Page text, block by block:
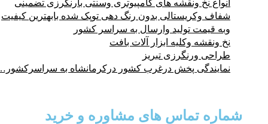
انواع نخ ونقشه های کامپیوتری وسنتی بارنگرزی تضمینی
شفاف وکریستالی بدون رنگ دهی توپک شده بابهترین کیفیت
وبه قیمت تولید وارسال به سراسر کشور
نخ ونقشه وکلیه ابزار آلات بافت
طراحی ورنگرزی تبریز
نمایندگی پخش درغرب کشور درکرمانشاه به
شماره تماس های مشاوره و خرید